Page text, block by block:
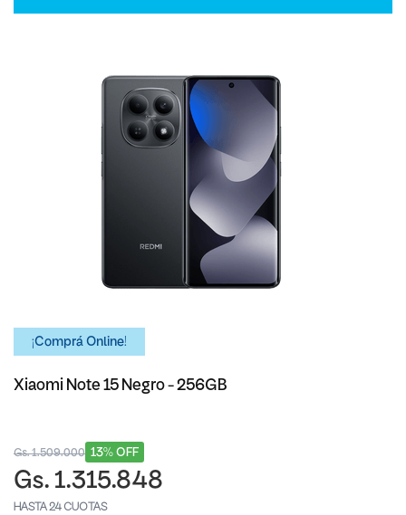
¡Comprá Online!
Xiaomi Note 15 Negro - 256GB
13% OFF
Gs. 1.509.000
Gs. 1.315.848
HASTA 24 CUOTAS